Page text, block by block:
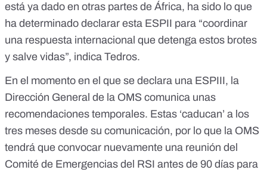
está ya dado en otras partes de África, ha sido lo que
ha determinado declarar esta ESPII para “coordinar
una respuesta internacional que detenga estos brotes
y salve vidas”, indica Tedros.
En el momento en el que se declara una ESPIII, la
Dirección General de la OMS comunica unas
recomendaciones temporales. Estas ‘caducan’ a los
tres meses desde su comunicación, por lo que la OMS
tendrá que convocar nuevamente una reunión del
Comité de Emergencias del RSI antes de 90 días para